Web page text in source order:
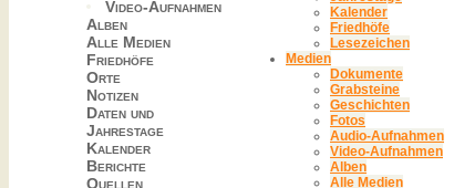
Video-Aufnahmen
Alben
Alle Medien
Friedhöfe
Orte
Notizen
Daten und
Jahrestage
Kalender
Berichte
Quellen
Kalender
Friedhöfe
Lesezeichen
Medien
Dokumente
Grabsteine
Geschichten
Fotos
Audio-Aufnahmen
Video-Aufnahmen
Alben
Alle Medien